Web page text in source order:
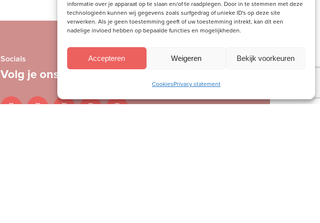
informatie over je apparaat op te slaan en/of te raadplegen. Door in te stemmen met deze
technologieën kunnen wij gegevens zoals surfgedrag of unieke ID's op deze site
verwerken. Als je geen toestemming geeft of uw toestemming intrekt, kan dit een
nadelige invloed hebben op bepaalde functies en mogelijkheden.
Accepteren Weigeren Bekijk voorkeuren
CookiesPrivacy statement
Socials
Volg je ons al?